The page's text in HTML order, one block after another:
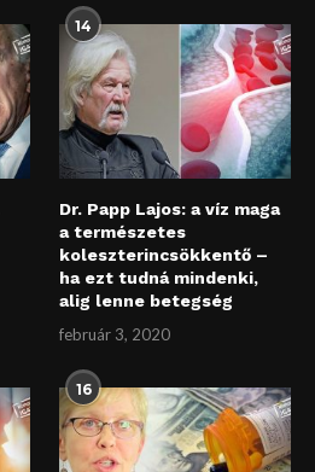
14
Dr. Papp Lajos: a víz maga
a természetes
koleszterincsökkentő –
ha ezt tudná mindenki,
alig lenne betegség
február 3, 2020
16